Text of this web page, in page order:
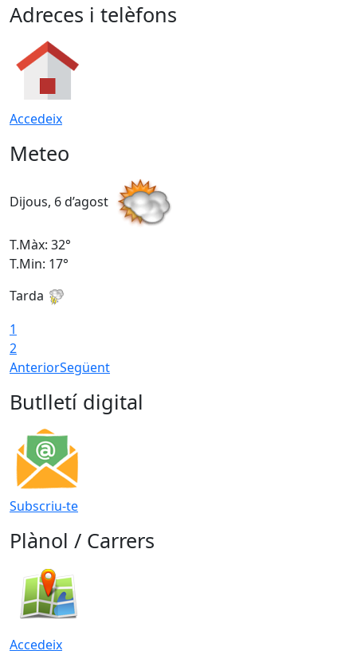
Adreces i telèfons
Accedeix
Meteo
Dijous, 6 d’agost
T.Màx: 32°
T.Min: 17°
Tarda
1
2
AnteriorSegüent
Butlletí digital
Subscriu-te
Plànol / Carrers
Accedeix